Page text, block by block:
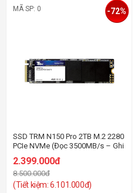
MÃ SP: 0
SSD TRM N150 Pro 2TB M.2 2280
PCIe NVMe (Đọc 3500MB/s – Ghi
2.399.000đ
8.500.000đ
(Tiết kiệm: 6.101.000đ)
-72%